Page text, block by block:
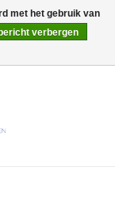
0 Artikelen - €0,00
met het gebruik van
verbergen
08